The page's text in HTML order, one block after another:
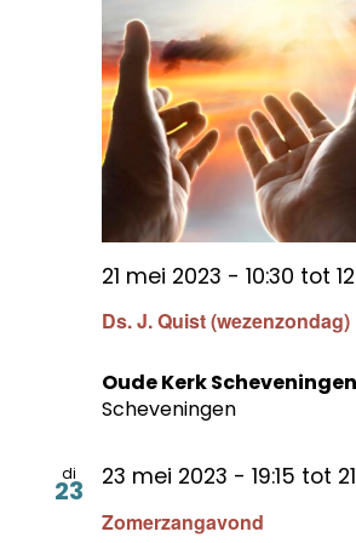
Ds. J. Quist (wezenzondag)
21 mei 2023 - 10:30 tot
Oude Kerk Scheveningen
Scheveningen
di
23
Zomerzangavond
23 mei 2023 - 19:15 tot